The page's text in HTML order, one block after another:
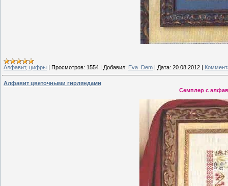
Алфавит, цифры Просмотров: 1554 Добавил: Eva_Dem Дата: 20.08.2012
Алфавит цветочными гирляндами
Семплер с